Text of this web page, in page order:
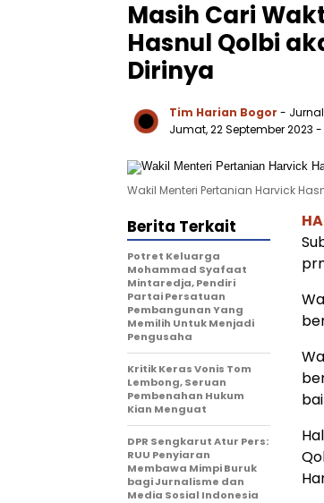
Masih Cari
Hasnul Qolbi
Dirinya
Tim Harian Bogor -
Jumat, 22 September 2023 -
Wakil Menteri Pertanian Harvick
Berita Terkait
Potret Keluarga
Mohammad Syafaat
Mintaredja, Pendiri
Partai Persatuan
Pembangunan Yang
Memilih Untuk Menjadi
Pengusaha
Kritik Keras Vonis Tom
Lembong, Seruan
Pembenahan Hukum
Kian Menguat
DPR Sengkarut Atur Pers:
RUU Penyiaran
Membawa Mimpi Buruk
bagi Jurnalisme dan
Media Sosial Indonesia